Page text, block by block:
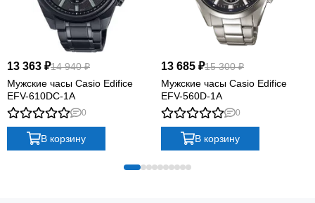
13 363 ₽14 940 ₽
Мужские часы Casio Edifice
EFV-610DC-1A
0
В корзину
13 685 ₽15 300 ₽
Мужские часы Casio Edifice
EFV-560D-1A
0
В корзину